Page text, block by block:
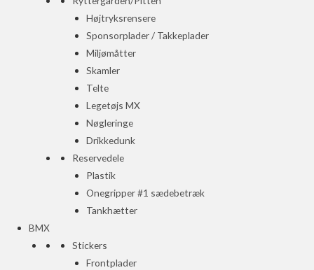
Højtryksrensere
Sponsorplader / Takkeplader
Miljømåtter
Skamler
Telte
Legetøjs MX
Nøgleringe
Drikkedunk
Reservedele
Plastik
Onegripper #1 sædebetræk
Tankhætter
BMX
Stickers
Frontplader